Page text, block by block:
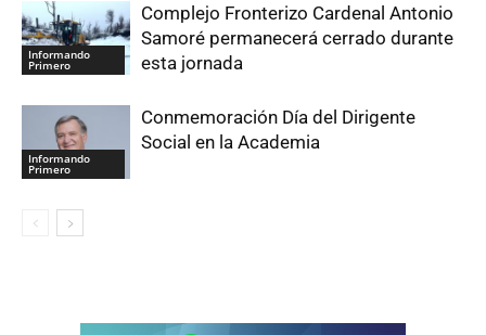
Informando
Primero
Complejo Fronterizo Cardenal Antonio
Samoré permanecerá cerrado durante
esta jornada
Informando
Primero
Conmemoración Día del Dirigente
Social en la Academia